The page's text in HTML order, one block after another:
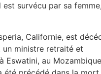
est survécu par sa
Californie, est
ministre retraité et
Eswatini, au Mozambique